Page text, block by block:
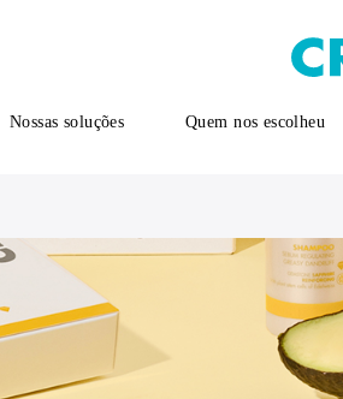
Nossas soluções Quem nos escolheu